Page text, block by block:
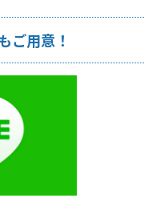
ご用意！